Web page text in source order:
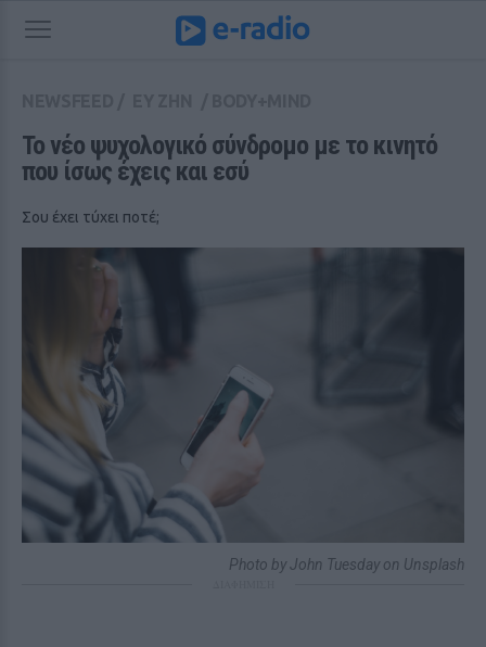
Το νέο ψυχολογικό σύνδρομο με το κινητό
που ίσως έχεις και εσύ
Σου έχει τύχει ποτέ;
Photo by John Tuesday on Unsplash